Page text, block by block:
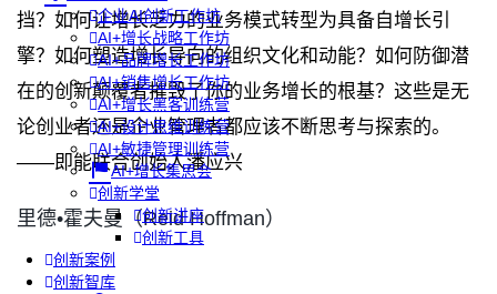
企业AI创新工作坊
AI+增长战略工作坊
AI+品牌增长工作坊
AI+销售增长工作坊
AI+增长黑客训练营
AI+设计思维训练营
AI+敏捷管理训练营
AI+增长集思会
创新学堂
创新讲座
创新工具
创新案例
创新智库
挡？如何让增长乏力的业务模式转型为具备自增长引
擎？如何塑造增长导向的组织文化和动能？如何防御潜
在的创新颠覆者摧毁了你的业务增长的根基？这些是无
论创业者还是企业管理者都应该不断思考与探索的。
——即能联合创始人潘应兴
里德•霍夫曼（Reid Hoffman）